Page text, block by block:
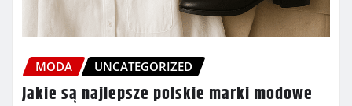
MODA UNCATEGORIZED
Jakie są najlepsze polskie marki modowe